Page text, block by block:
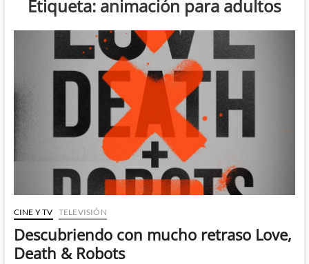
Etiqueta: animación para adultos
CINE Y TV TELEVISIÓN
Descubriendo con mucho retraso Love,
Death & Robots